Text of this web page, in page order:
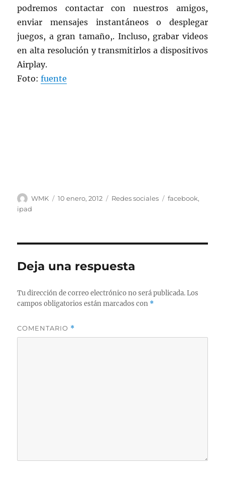
podremos contactar con nuestros amigos,
enviar mensajes instantáneos o desplegar
juegos, a gran tamaño,. Incluso, grabar videos
en alta resolución y transmitirlos a dispositivos
Airplay.
Foto:fuente
Autor
WMK
Publicado
10 enero, 2012 Categorías
Redes sociales Etiquetas
facebook,
ipad
Deja una respuesta
Tu dirección de correo electrónico no será publicada. Los
campos obligatorios están marcados con *
COMENTARIO *